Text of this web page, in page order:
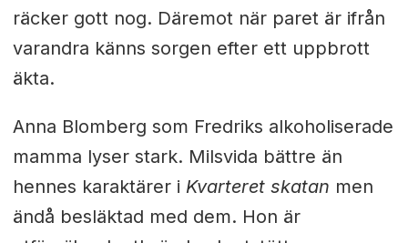
räcker gott nog. Däremot när paret är ifrån
varandra känns sorgen efter ett uppbrott
äkta.
Anna Blomberg som Fredriks alkoholiserade
mamma lyser stark. Milsvida bättre än
hennes karaktärer i Kvarteret skatan men
ändå besläktad med dem. Hon är